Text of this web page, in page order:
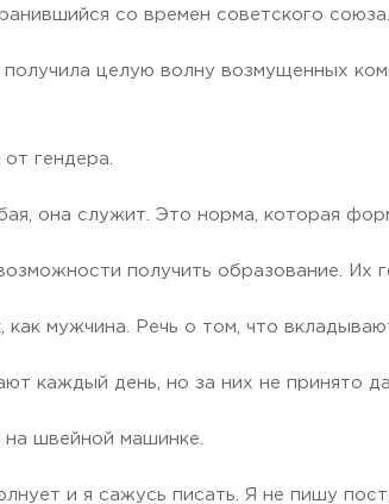
со времен советского союза.
получила целую волну возмущенных
гендера.
она служит. Это норма, которая
получить образование. Их
мужчина. Речь о том, что
каждый день, но за них не принято
швейной машинке.
и я сажусь писать. Я не пишу